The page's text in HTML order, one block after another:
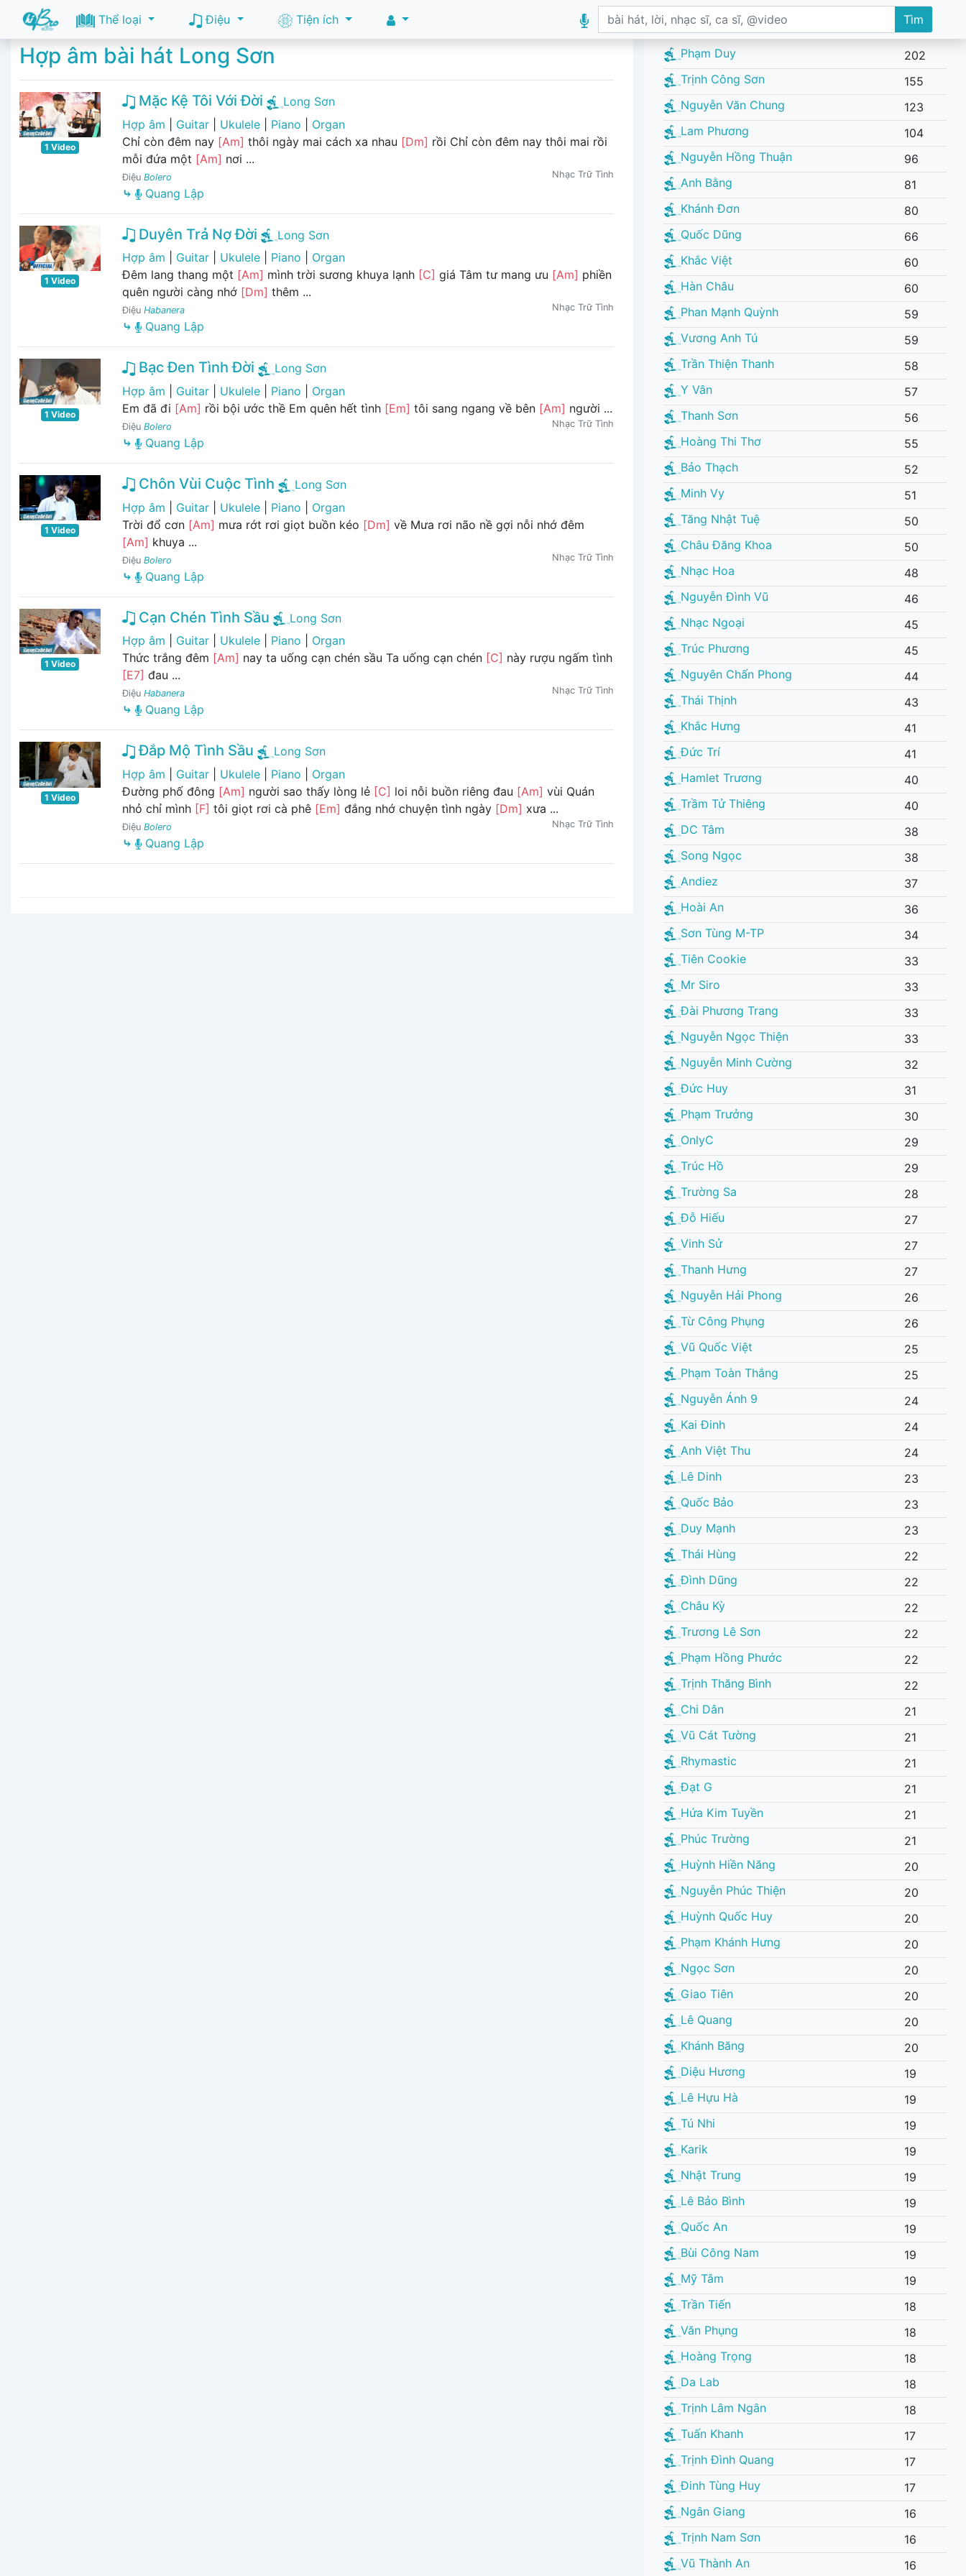
Thể loại Điệu Tiện ích Tìm
Hợp âm bài hát Long Sơn
1 Video
Mặc Kệ Tôi Với Đời
Long Sơn
Hợp âm
Guitar| Ukulele| Piano
Organ
Chỉ còn đêm nay [Am] thôi ngày mai cách xa nhau [Dm] rồi Chỉ còn đêm nay thôi mai rồi
mỗi đứa một [Am] nơi ...
Điệu Bolero Nhạc Trữ Tình
⤷ Quang Lập
1 Video
Duyên Trả Nợ Đời
Long Sơn
Hợp âm
Guitar| Ukulele| Piano
Organ
Đêm lang thang một [Am] mình trời sương khuya lạnh [C] giá Tâm tư mang ưu [Am] phiền
quên người càng nhớ [Dm] thêm ...
Điệu Habanera Nhạc Trữ Tình
⤷ Quang Lập
1 Video
Bạc Đen Tình Đời
Long Sơn
Hợp âm
Guitar| Ukulele| Piano
Organ
Em đã đi [Am] rồi bội ước thề Em quên hết tình [Em] tôi sang ngang về bên [Am] người ...
Điệu Bolero Nhạc Trữ Tình
⤷ Quang Lập
1 Video
Chôn Vùi Cuộc Tình
Long Sơn
Hợp âm
Guitar| Ukulele| Piano
Organ
Trời đổ cơn [Am] mưa rớt rơi giọt buồn kéo [Dm] về Mưa rơi não nề gợi nỗi nhớ đêm
[Am] khuya ...
Điệu Bolero Nhạc Trữ Tình
⤷ Quang Lập
1 Video
Cạn Chén Tình Sầu
Long Sơn
Hợp âm
Guitar| Ukulele| Piano
Organ
Thức trắng đêm [Am] nay ta uống cạn chén sầu Ta uống cạn chén [C] này rượu ngấm tình
[E7] đau ...
Điệu Habanera Nhạc Trữ Tình
⤷ Quang Lập
1 Video
Đắp Mộ Tình Sầu
Long Sơn
Hợp âm
Guitar| Ukulele| Piano
Organ
Đường phố đông [Am] người sao thấy lòng lẻ [C] loi nỗi buồn riêng đau [Am] vùi Quán
nhỏ chỉ mình [F] tôi giọt rơi cà phê [Em] đắng nhớ chuyện tình ngày [Dm] xưa ...
Điệu Bolero Nhạc Trữ Tình
⤷ Quang Lập
Phạm Duy
202
Trịnh Công Sơn
155
Nguyễn Văn Chung
123
Lam Phương
104
Nguyễn Hồng Thuận
96
Anh Bằng
81
Khánh Đơn
80
Quốc Dũng
66
Khắc Việt
60
Hàn Châu
60
Phan Mạnh Quỳnh
59
Vương Anh Tú
59
Trần Thiện Thanh
58
Y Vân
57
Thanh Sơn
56
Hoàng Thi Thơ
55
Bảo Thạch
52
Minh Vy
51
Tăng Nhật Tuệ
50
Châu Đăng Khoa
50
Nhạc Hoa
48
Nguyễn Đình Vũ
46
Nhạc Ngoại
45
Trúc Phương
45
Nguyên Chấn Phong
44
Thái Thịnh
43
Khắc Hưng
41
Đức Trí
41
Hamlet Trương
40
Trầm Tử Thiêng
40
DC Tâm
38
Song Ngọc
38
Andiez
37
Hoài An
36
Sơn Tùng M-TP
34
Tiên Cookie
33
Mr Siro
33
Đài Phương Trang
33
Nguyễn Ngọc Thiện
33
Nguyễn Minh Cường
32
Đức Huy
31
Phạm Trưởng
30
OnlyC
29
Trúc Hồ
29
Trường Sa
28
Đỗ Hiếu
27
Vinh Sử
27
Thanh Hưng
27
Nguyễn Hải Phong
26
Từ Công Phụng
26
Vũ Quốc Việt
25
Phạm Toàn Thắng
25
Nguyễn Ánh 9
24
Kai Đinh
24
Anh Việt Thu
24
Lê Dinh
23
Quốc Bảo
23
Duy Mạnh
23
Thái Hùng
22
Đình Dũng
22
Châu Kỳ
22
Trương Lê Sơn
22
Phạm Hồng Phước
22
Trịnh Thăng Bình
22
Chi Dân
21
Vũ Cát Tường
21
Rhymastic
21
Đạt G
21
Hứa Kim Tuyền
21
Phúc Trường
21
Huỳnh Hiền Năng
20
Nguyễn Phúc Thiện
20
Huỳnh Quốc Huy
20
Phạm Khánh Hưng
20
Ngọc Sơn
20
Giao Tiên
20
Lê Quang
20
Khánh Băng
20
Diệu Hương
19
Lê Hựu Hà
19
Tú Nhi
19
Karik
19
Nhật Trung
19
Lê Bảo Bình
19
Quốc An
19
Bùi Công Nam
19
Mỹ Tâm
19
Trần Tiến
18
Văn Phụng
18
Hoàng Trọng
18
Da Lab
18
Trịnh Lâm Ngân
18
Tuấn Khanh
17
Trịnh Đình Quang
17
Đinh Tùng Huy
17
Ngân Giang
16
Trịnh Nam Sơn
16
Vũ Thành An
16